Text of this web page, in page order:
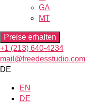
GA
MT
Preise erhalten
+1 (213) 640-4234
mail@freedesstudio.com
DE
EN
DE